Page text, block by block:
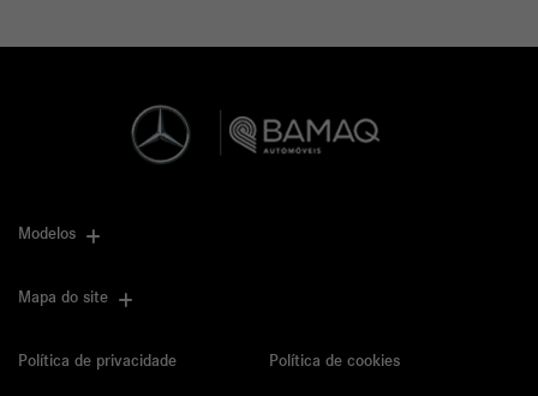
Modelos
Mapa do site
Política de privacidade Política de cookies